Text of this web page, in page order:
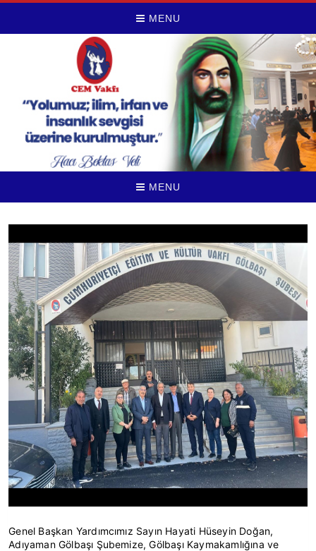
MENU
MENU
Genel Başkan Yardımcımız Sayın Hayati Hüseyin Doğan,
Adıyaman Gölbaşı Şubemize, Gölbaşı Kaymakamlığına ve